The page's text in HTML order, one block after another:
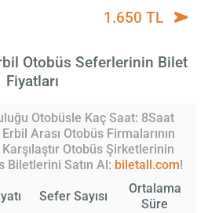
1.650 TL
Otobüs Seferlerinin Bilet
Fiyatları
Otobüsle Kaç Saat: 8Saat
Arası Otobüs Firmalarının
Otobüs Şirketlerinin
Biletlerini Satın Al: biletall.com!
Sefer Sayısı
Ortalama
Süre